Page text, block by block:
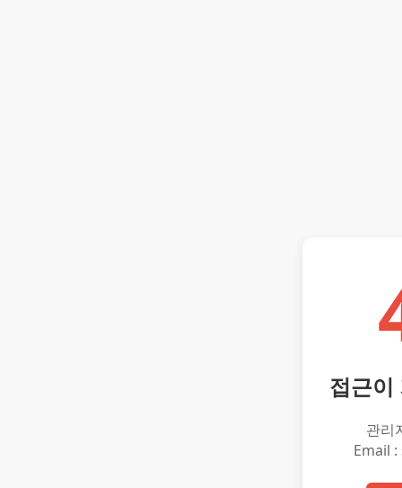
접근이
관리
Email